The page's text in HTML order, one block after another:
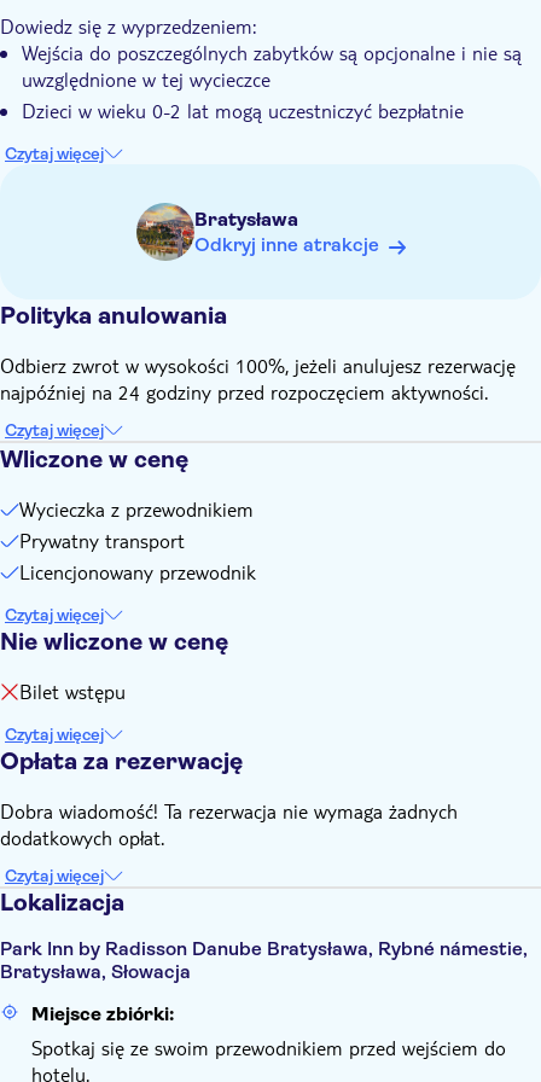
przyjaznymi ludźmi, a nie tylko do zwiedzania miejsc
Dowiedz się z wyprzedzeniem:
Wejścia do poszczególnych zabytków są opcjonalne i nie są
uwzględnione w tej wycieczce
Dzieci w wieku 0-2 lat mogą uczestniczyć bezpłatnie
Czytaj więcej
Bratysława
Odkryj inne atrakcje
Polityka anulowania
Odbierz zwrot w wysokości 100%, jeżeli anulujesz rezerwację
najpóźniej na 24 godziny przed rozpoczęciem aktywności.
Czytaj więcej
Wliczone w cenę
Wycieczka z przewodnikiem
Prywatny transport
Licencjonowany przewodnik
Czytaj więcej
Nie wliczone w cenę
Bilet wstępu
Czytaj więcej
Opłata za rezerwację
Dobra wiadomość! Ta rezerwacja nie wymaga żadnych
dodatkowych opłat.
Czytaj więcej
Lokalizacja
Park Inn by Radisson Danube Bratysława, Rybné námestie,
Bratysława, Słowacja
Miejsce zbiórki:
Spotkaj się ze swoim przewodnikiem przed wejściem do
hotelu.